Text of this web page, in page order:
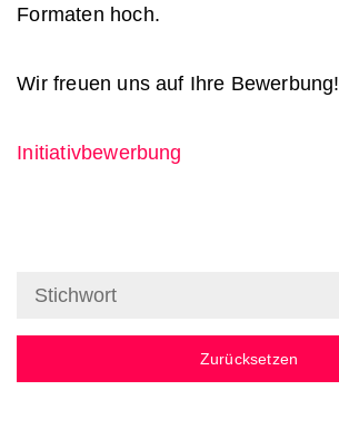
Formaten hoch.
Wir freuen uns auf Ihre Bewerbung!
Initiativbewerbung
Zurücksetzen